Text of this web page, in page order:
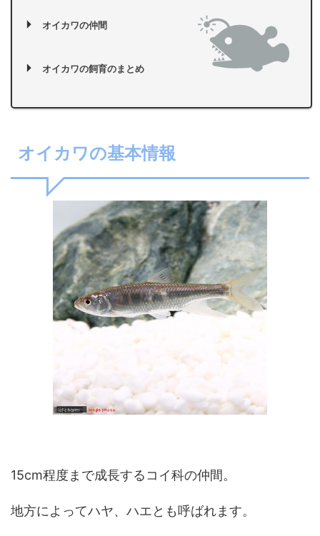
オイカワの仲間
オイカワの飼育のまとめ
オイカワの基本情報
15cm程度まで成長するコイ科の仲間。
地方によってハヤ、ハエとも呼ばれます。